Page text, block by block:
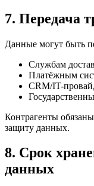
7. Передача
Данные могут быть
Службам
Платёжным
CRM/IT-
Контрагенты
защиту данных.
8. Срок
данных